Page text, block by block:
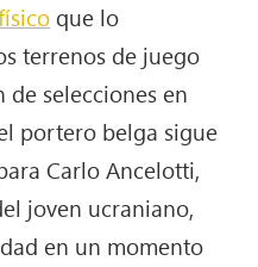
que lo
terrenos de juego
de selecciones en
portero belga sigue
Carlo Ancelotti,
joven ucraniano,
en un momento